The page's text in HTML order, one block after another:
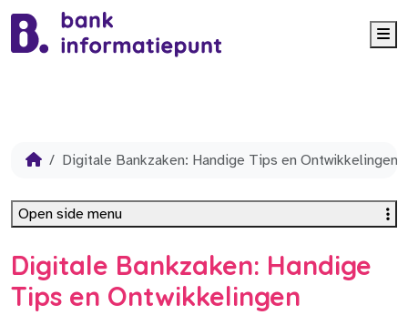
Digitale Bankzaken: Handige Tips en Ontwikkelingen
Digitale Bankzaken: Handige
Tips en Ontwikkelingen
Open side menu